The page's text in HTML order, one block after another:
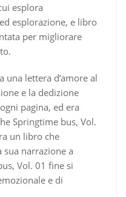
esplora
esplorazione, e libro
per migliorare
una lettera d’amore al
e la dedizione
pagina, ed era
Springtime bus, Vol.
un libro che
sua narrazione a
Vol. 01 fine si
e di